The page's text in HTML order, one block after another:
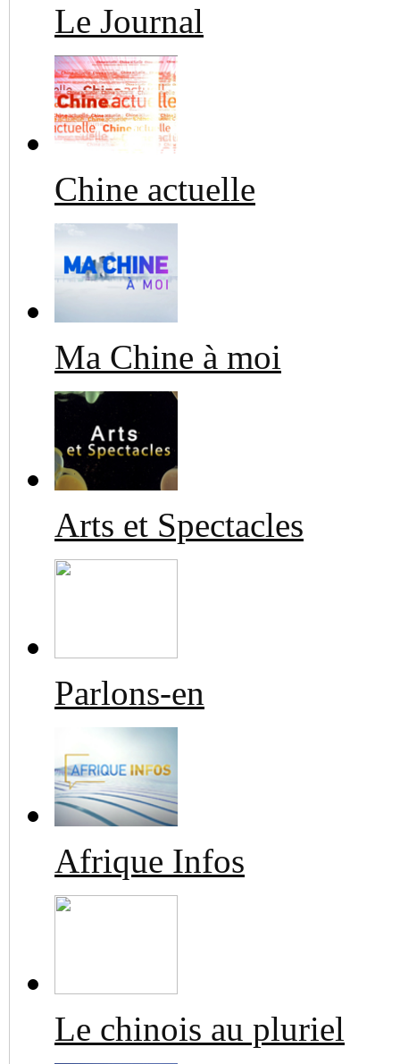
Le Journal
Chine actuelle
Ma Chine à moi
Arts et Spectacles
Parlons-en
Afrique Infos
Le chinois au pluriel